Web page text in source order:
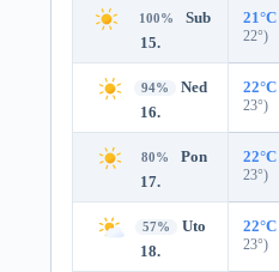
100%
Sub
15.
21°C
22°)
94%
Ned
16.
22°C
23°)
80%
Pon
17.
22°C
23°)
57%
Uto
18.
22°C
23°)